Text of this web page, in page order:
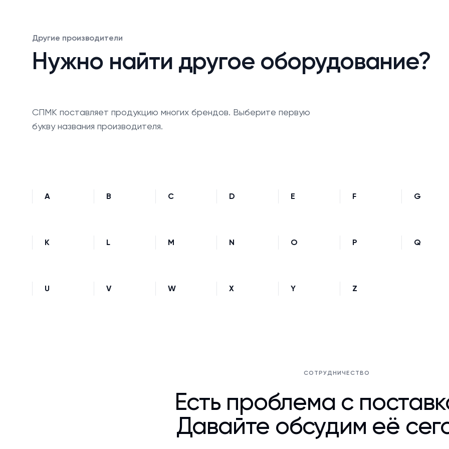
Другие производители
Нужно найти другое оборудование?
СПМК поставляет продукцию многих брендов. Выберите первую
букву названия производителя.
A B C D E F G
K L M N O P Q
U V W X Y Z
СОТРУДНИЧЕСТВО
Есть проблема с
Давайте обсудим её